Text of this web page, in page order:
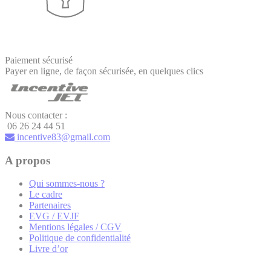
Paiement sécurisé
Payer en ligne, de façon sécurisée, en quelques clics
Nous contacter :
06 26 24 44 51
incentive83@gmail.com
A propos
Qui sommes-nous ?
Le cadre
Partenaires
EVG / EVJF
Mentions légales / CGV
Politique de confidentialité
Livre d’or